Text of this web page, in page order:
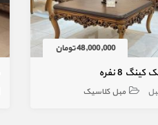
48,000,000 تومان
8 نفره
مبل کلاسیک